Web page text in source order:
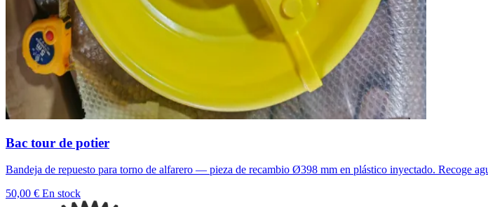
Bac tour de potier
Bandeja de repuesto para torno de alfarero — pieza de recambio Ø398 mm en plástico inyectado. Recoge
50,00 € En stock